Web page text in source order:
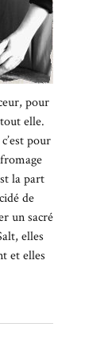
pour
elle.
pour
la part
de
un sacré
elles
et elles